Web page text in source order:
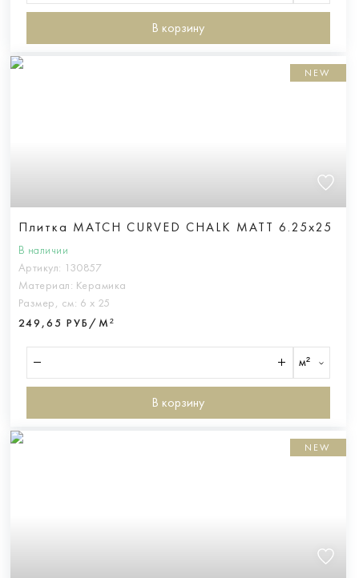
В корзину
NEW
Плитка MATCH CURVED CHALK MATT 6.25x25
В наличии
Артикул: 130857
Материал: Керамика
Размер, см: 6 х 25
249,65 РУБ/М²
м²
В корзину
NEW